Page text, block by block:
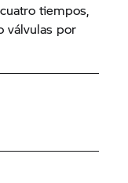
tiempos,
válvulas por